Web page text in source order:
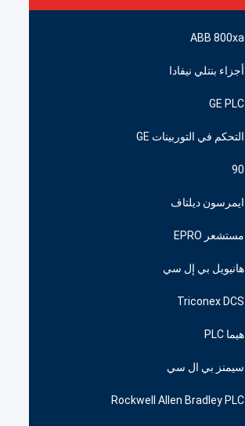
ABB 800xa
أجزاء بنتلي نيفادا
GE PLC
التحكم في التوربينات GE
90
ايمرسون ديلتاف
مستشعر EPRO
هانيويل بي إل سي
Triconex DCS
هيما PLC
سيمنز بي ال سي
Rockwell Allen Bradley PLC